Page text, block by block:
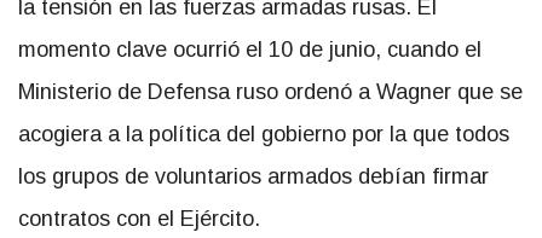
la tensión en las fuerzas armadas rusas. El
momento clave ocurrió el 10 de junio, cuando el
Ministerio de Defensa ruso ordenó a Wagner que se
acogiera a la política del gobierno por la que todos
los grupos de voluntarios armados debían firmar
contratos con el Ejército.